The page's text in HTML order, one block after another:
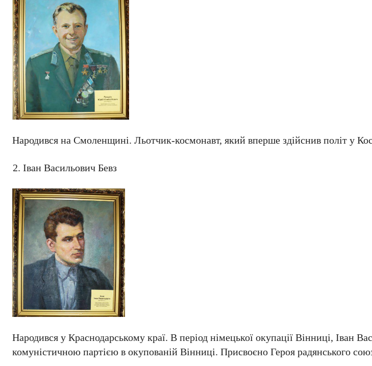
Народився на Смоленщині. Льотчик-космонавт, який вперше здійснив політ у
Іван Васильович Бевз
Народився у Краснодарському краї. В період німецької окупації Вінниці, Іван
комуністичною партією в окупованій Вінниці. Присвоєно Героя радянського